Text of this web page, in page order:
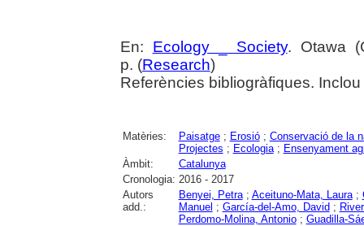
En: Ecology _ Society. Otawa
p. (Research)
Referències bibliogràfiques.
Matèries: Paisatge; Erosió; Conservació de la
Projectes ; Ecologia; Ensenyament
Àmbit:
Catalunya
Cronologia: 2016 - 2017
Autors
add.:
Benyei, Petra; Aceituno-Mata, Laura;
Manuel ; García-del-Amo, David ;
Perdomo-Molina, Antonio; Guadilla-